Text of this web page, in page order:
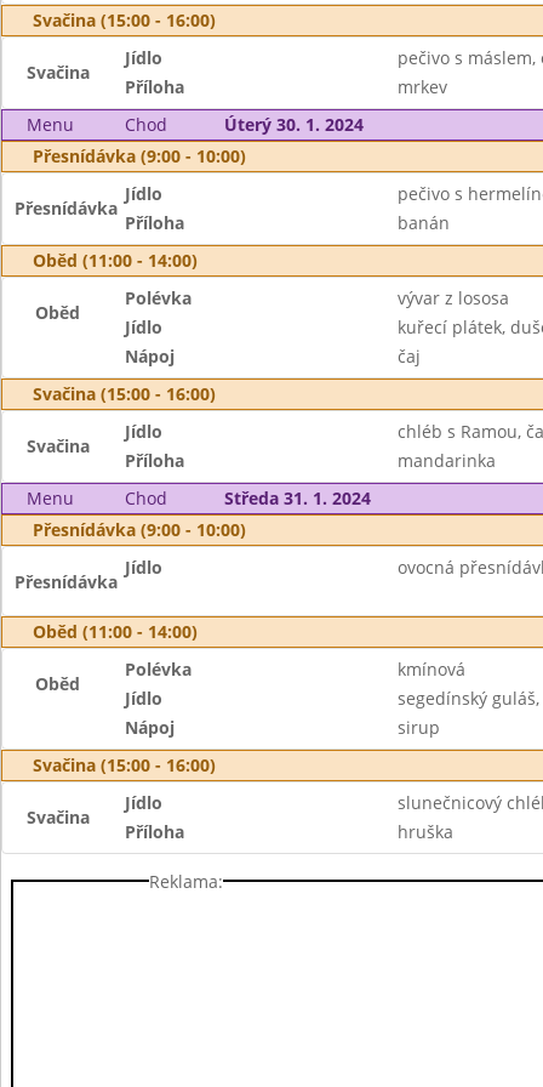
Svačina (15:00 - 16:00)
Svačina
Jídlo
pečivo s máslem,
Příloha
mrkev
Menu
Chod
Úterý 30. 1. 2024
Přesnídávka (9:00 - 10:00)
Přesnídávka
Jídlo
pečivo s
Příloha
banán
Oběd (11:00 - 14:00)
Oběd
Polévka
vývar z lososa
Jídlo
kuřecí plátek,
Nápoj
čaj
Svačina (15:00 - 16:00)
Svačina
Jídlo
chléb s Ramou,
Příloha
mandarinka
Menu
Chod
Středa 31. 1. 2024
Přesnídávka (9:00 - 10:00)
Přesnídávka
Jídlo ovocná
Oběd (11:00 - 14:00)
Oběd
Polévka
kmínová
Jídlo
segedínský
Nápoj
sirup
Svačina (15:00 - 16:00)
Svačina
Jídlo
slunečnicový
Příloha
hruška
Reklama: